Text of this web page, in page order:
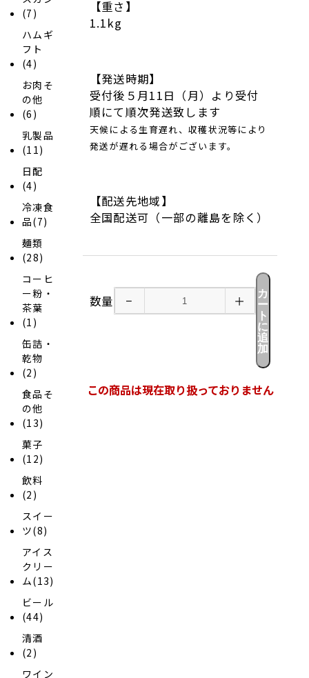
(7)
ハムギ
フト
(4)
お肉そ
の他
(6)
乳製品
(11)
日配
(4)
冷凍食
品(7)
麺類
(28)
コーヒ
ー粉・
茶葉
(1)
缶詰・
乾物
(2)
食品そ
の他
(13)
菓子
(12)
飲料
(2)
スイー
ツ(8)
アイス
クリー
ム(13)
ビール
(44)
清酒
(2)
ワイン
【重さ】
1.1kg
【発送時期】
受付後５月11日（月）より受付
順にて順次発送致します
天候による生育遅れ、収穫状況等により
発送が遅れる場合がございます。
【配送先地域】
全国配送可（一部の離島を除く）
数量 − ＋
カ
ー
ト
に
追
加
この商品は現在取り扱っておりません